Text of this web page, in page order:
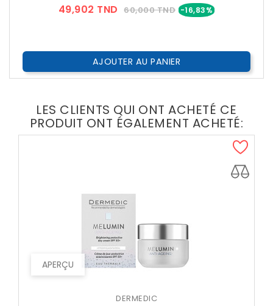
49,902 TND Prix
60,000 TND -16,83%Prix
AJOUTER AU PANIER
LES CLIENTS QUI ONT ACHETÉ CE
PRODUIT ONT ÉGALEMENT ACHETÉ:
APERÇU
DERMEDIC